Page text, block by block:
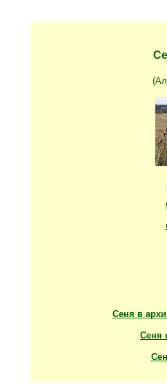
Сеня в
Сеня